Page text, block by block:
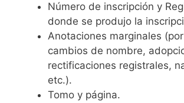
Número de inscripción y
donde se produjo la
Anotaciones marginales
cambios de nombre,
rectificaciones registrales,
etc.).
Tomo y página.